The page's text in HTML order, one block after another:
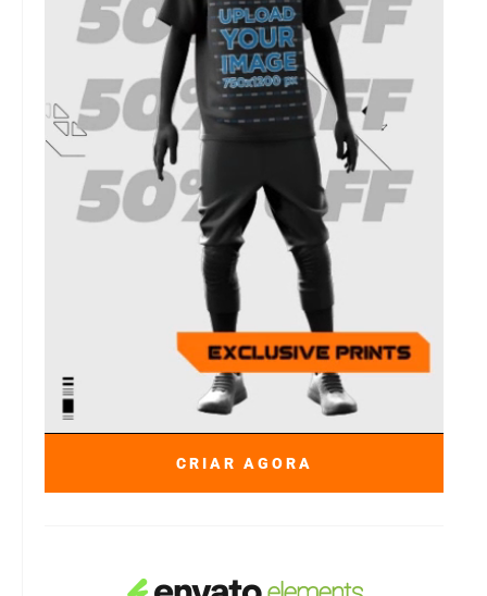
CRIAR AGORA